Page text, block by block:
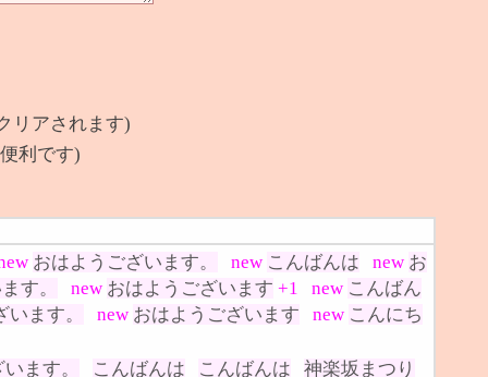
リアされます)
利です)
おはようございます。 new こんばんは new お
す。 new おはようございます +1 new こんばん
ます。 new おはようございます new こんにち
ます。 こんばんは こんばんは
神楽坂まつり